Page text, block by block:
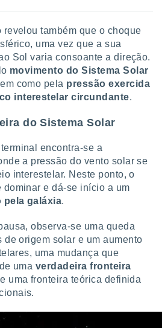
também que o choque
uma vez que a sua
Sol varia consoante a direção.
movimento do Sistema Solar
como pela pressão exercida
interestelar circundante.
do Sistema Solar
encontra-se a
a pressão do vento solar se
interestelar. Neste ponto, o
dominar e dá-se início a um
pela galáxia.
observa-se uma queda
de origem solar e um aumento
uma mudança que
uma verdadeira fronteira
uma fronteira teórica definida